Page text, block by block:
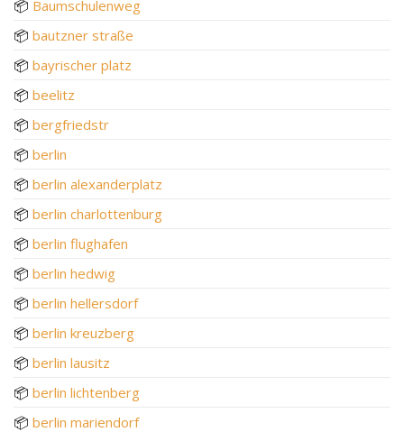
📦 Baumschulenweg
📦 bautzner straße
📦 bayrischer platz
📦 beelitz
📦 bergfriedstr
📦 berlin
📦 berlin alexanderplatz
📦 berlin charlottenburg
📦 berlin flughafen
📦 berlin hedwig
📦 berlin hellersdorf
📦 berlin kreuzberg
📦 berlin lausitz
📦 berlin lichtenberg
📦 berlin mariendorf